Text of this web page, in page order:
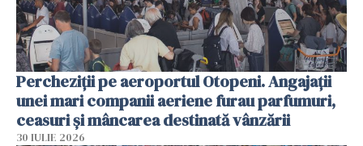
Percheziții pe aeroportul Otopeni. Angajații
unei mari companii aeriene furau parfumuri,
ceasuri și mâncarea destinată vânzării
30 IULIE 2026